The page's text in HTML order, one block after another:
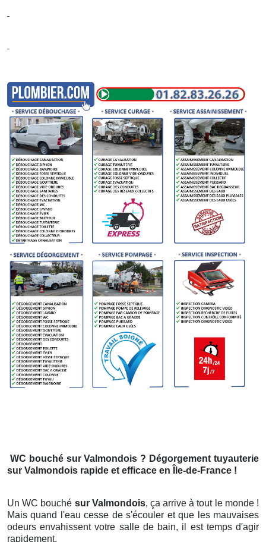
WC bouché sur Valmondois ? Dégorgement tuyauterie
sur Valmondois rapide et efficace en Île-de-France !
Un WC bouché sur Valmondois, ça arrive à tout le monde !
Mais quand l'eau cesse de s'écouler et que les mauvaises
odeurs envahissent votre salle de bain, il est temps d'agir
rapidement.